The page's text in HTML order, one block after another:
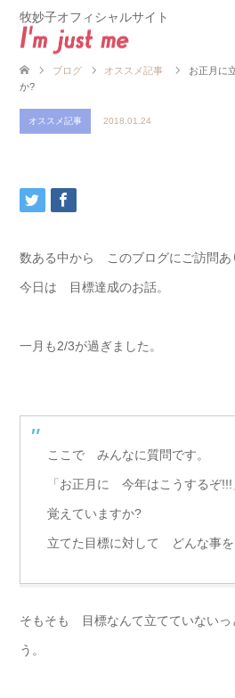
牧妙子オフィシャルサイト
ブログ オススメ記事
お正月に
か?
オススメ記事 2018.01.24
数ある中から このブログにご訪問あ
今日は 目標達成のお話。
一月も2/3が過ぎました。
ここで みんなに質問です。
「お正月に 今年はこうするぞ
覚えていますか?
立てた目標に対して どんな事
そもそも 目標なんて立てていないっ
う。